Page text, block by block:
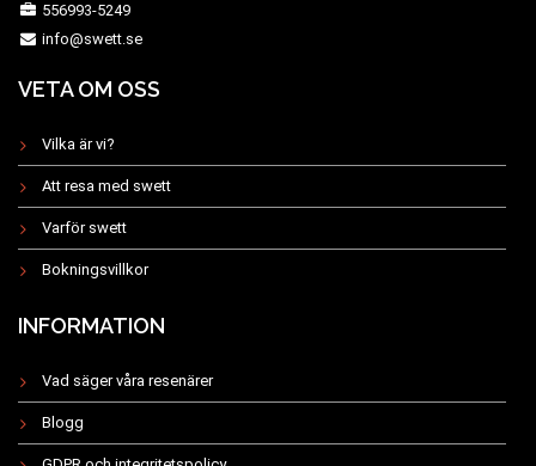
556993-5249
info@swett.se
VETA OM OSS
Vilka är vi?
Att resa med swett
Varför swett
Bokningsvillkor
INFORMATION
Vad säger våra resenärer
Blogg